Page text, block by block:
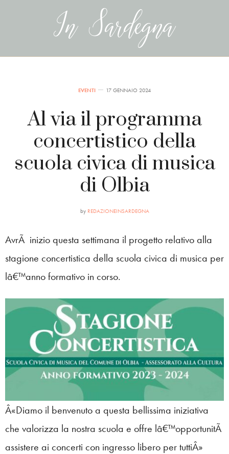
EVENTI 17 GENNAIO 2024
Al via il programma
concertistico della
scuola civica di musica
di Olbia
by REDAZIONEINSARDEGNA
AvrÃ inizio questa settimana il progetto relativo alla
stagione concertistica della scuola civica di musica per
lâ€™anno formativo in corso.
Â«Diamo il benvenuto a questa bellissima iniziativa
che valorizza la nostra scuola e offre lâ€™opportunitÃ
assistere ai concerti con ingresso libero per tuttiÂ»